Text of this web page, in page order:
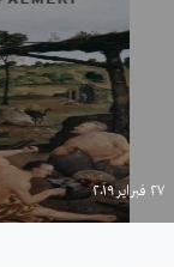
۲۷ فبراير ۲۰۱۹